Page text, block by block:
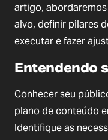
artigo,
alvo, definir pilares
executar e fazer
Entendendo
Conhecer seu
plano de conteúdo
Identifique as